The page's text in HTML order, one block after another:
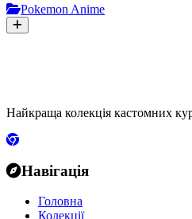
Pokemon Anime
Найкраща колекція кастомних
Навігація
Головна
Колекції